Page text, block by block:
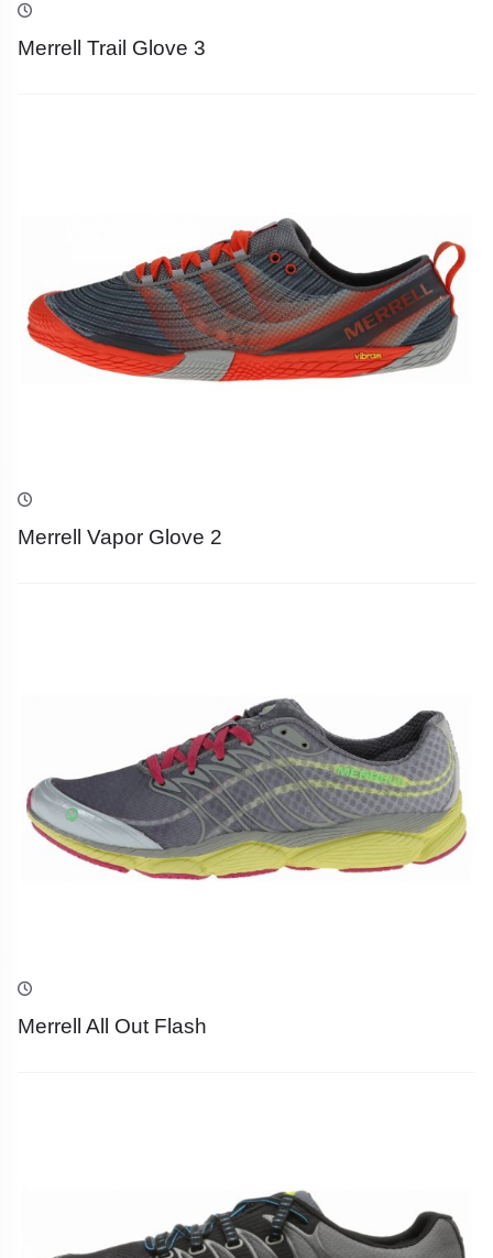
Merrell Trail Glove 3
Merrell Vapor Glove 2
Merrell All Out Flash